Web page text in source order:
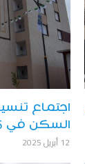
اجتماع
السكن في 5 جويلية بعنابة
12 أبريل 2025